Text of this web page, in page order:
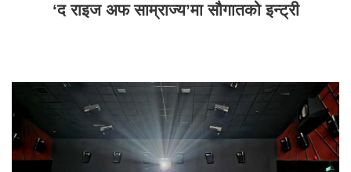
‘द राइज अफ साम्राज्य’मा सौगातको इन्ट्री